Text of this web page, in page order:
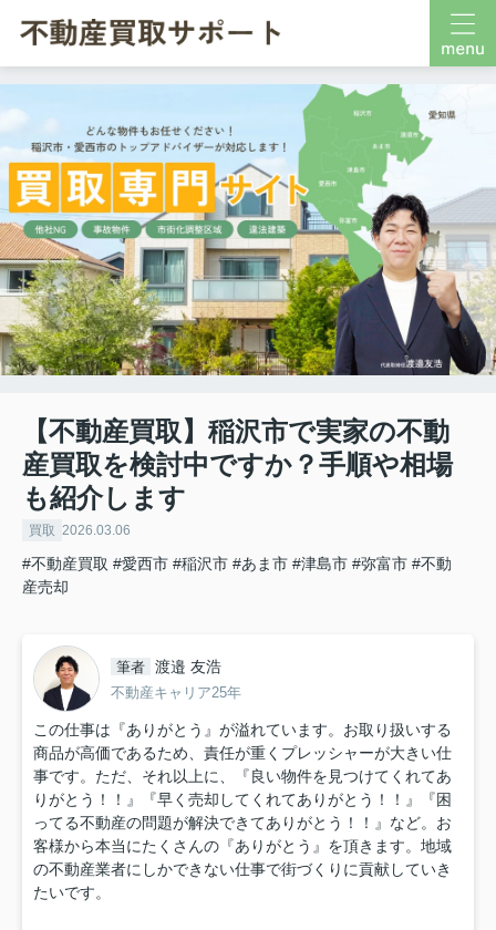
【不動産買取】稲沢市で実家の不動
産買取を検討中ですか？手順や相場
も紹介します
買取 2026.03.06
#不動産買取 #愛西市 #稲沢市 #あま市 #津島市 #弥富市 #不動
産売却
筆者 渡邉 友浩
不動産キャリア25年
この仕事は『ありがとう』が溢れています。お取り扱いする
商品が高価であるため、責任が重くプレッシャーが大きい仕
事です。ただ、それ以上に、『良い物件を見つけてくれてあ
りがとう！！』『早く売却してくれてありがとう！！』『困
ってる不動産の問題が解決できてありがとう！！』など。お
客様から本当にたくさんの『ありがとう』を頂きます。地域
の不動産業者にしかできない仕事で街づくりに貢献していき
たいです。